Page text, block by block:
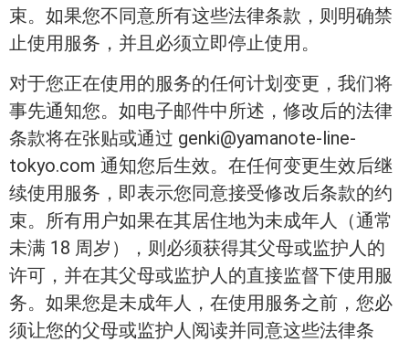
束。如果您不同意所有这些法律条款，则明确禁
止使用服务，并且必须立即停止使用。
对于您正在使用的服务的任何计划变更，我们将
事先通知您。如电子邮件中所述，修改后的法律
条款将在张贴或通过 genki@yamanote-line-
tokyo.com 通知您后生效。在任何变更生效后继
续使用服务，即表示您同意接受修改后条款的约
束。所有用户如果在其居住地为未成年人（通常
未满 18 周岁），则必须获得其父母或监护人的
许可，并在其父母或监护人的直接监督下使用服
务。如果您是未成年人，在使用服务之前，您必
须让您的父母或监护人阅读并同意这些法律条